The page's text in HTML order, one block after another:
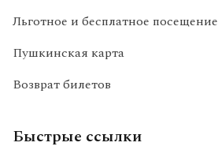
Льготное и бесплатное посещение
Пушкинская карта
Возврат билетов
Быстрые ссылки